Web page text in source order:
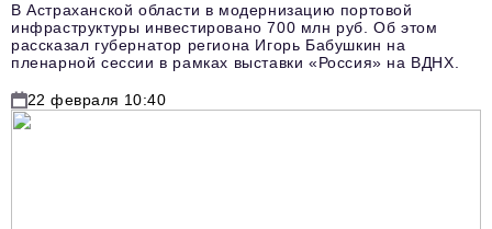
В Астраханской области в модернизацию портовой
инфраструктуры инвестировано 700 млн руб. Об этом
рассказал губернатор региона Игорь Бабушкин на
пленарной сессии в рамках выставки «Россия» на ВДНХ.
22 февраля 10:40